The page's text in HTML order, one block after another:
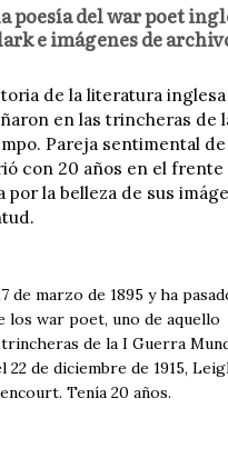
del war poet
e imágenes de
de la literatura
en las trincheras
Pareja sentimental
con 20 años en el frente
la belleza de sus
marzo de 1895 y ha
war poet, uno de aquello
trincheras de la I Guerra
de diciembre de 1915,
Tenía 20 años.